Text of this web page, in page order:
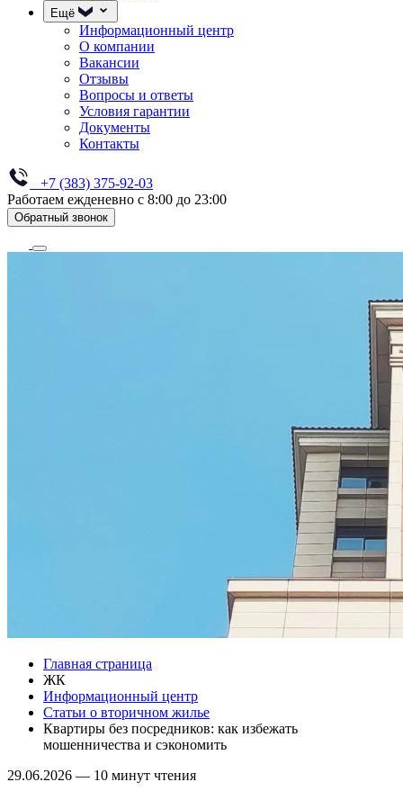
Ещё
Информационный центр
О компании
Вакансии
Отзывы
Вопросы и ответы
Условия гарантии
Документы
Контакты
+7 (383) 375-92-03
Работаем ежденевно с 8:00 до 23:00
Обратный звонок
Главная страница
ЖК
Информационный центр
Статьи о вторичном жилье
Квартиры без посредников: как избежать
мошенничества и сэкономить
29.06.2026 — 10 минут чтения